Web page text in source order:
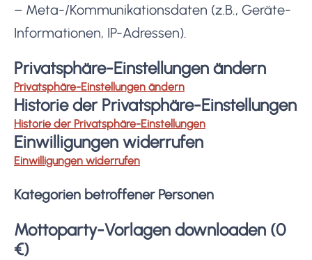
– Meta-/Kommunikationsdaten (z.B., Geräte-
Informationen, IP-Adressen).
Privatsphäre-Einstellungen ändern
Privatsphäre-Einstellungen ändern
Historie der Privatsphäre-Einstellungen
Historie der Privatsphäre-Einstellungen
Einwilligungen widerrufen
Einwilligungen widerrufen
Kategorien betroffener Personen
Mottoparty-Vorlagen downloaden (0
€)